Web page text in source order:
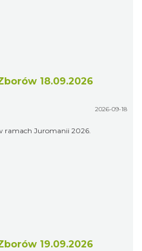
18.09.2026
2026-09-18
ramach Juromanii 2026.
19.09.2026